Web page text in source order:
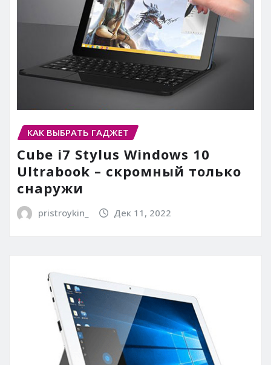
КАК ВЫБРАТЬ ГАДЖЕТ
Cube i7 Stylus Windows 10
Ultrabook – скромный только
снаружи
pristroykin_ Дек 11, 2022